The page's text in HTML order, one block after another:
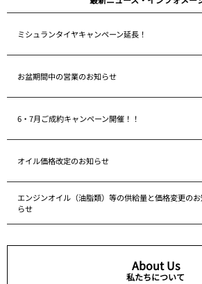
ミシュランタイヤキャンペーン延長！
お盆期間中の営業のお知らせ
6・7月ご成約キャンペーン開催！！
オイル価格改定のお知らせ
エンジンオイル（油脂類）等の供給量と価格変更の
らせ
About Us
私たちについて